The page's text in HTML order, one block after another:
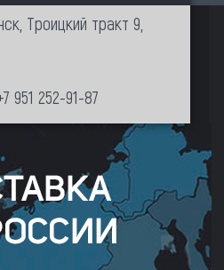
Троицкий тракт 9,
951 252-91-87